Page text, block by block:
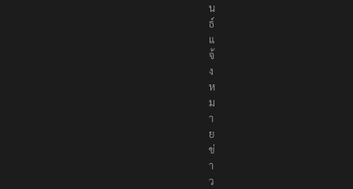
น
ธ์
แ
จ้
ง
ห
ม
า
ย
ข่
า
ว